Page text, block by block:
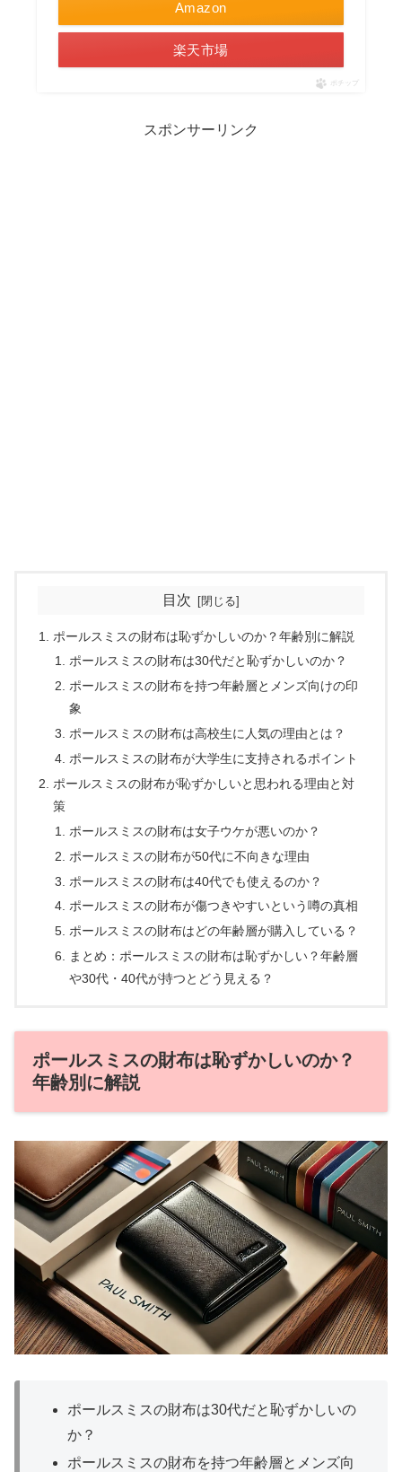
Amazon
楽天市場
ポチップ
スポンサーリンク
目次
ポールスミスの財布は恥ずかしいのか？年齢別に解説
ポールスミスの財布は30代だと恥ずかしいのか？
ポールスミスの財布を持つ年齢層とメンズ向けの印
象
ポールスミスの財布は高校生に人気の理由とは？
ポールスミスの財布が大学生に支持されるポイント
ポールスミスの財布が恥ずかしいと思われる理由と対
策
ポールスミスの財布は女子ウケが悪いのか？
ポールスミスの財布が50代に不向きな理由
ポールスミスの財布は40代でも使えるのか？
ポールスミスの財布が傷つきやすいという噂の真相
ポールスミスの財布はどの年齢層が購入している？
まとめ：ポールスミスの財布は恥ずかしい？年齢層
や30代・40代が持つとどう見える？
ポールスミスの財布は恥ずかしいのか？
年齢別に解説
ポールスミスの財布は30代だと恥ずかしいの
か？
ポールスミスの財布を持つ年齢層とメンズ向